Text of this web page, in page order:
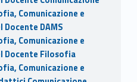
Comunicazione e
DAMS
Comunicazione e
Docente Filosofia
Comunicazione e